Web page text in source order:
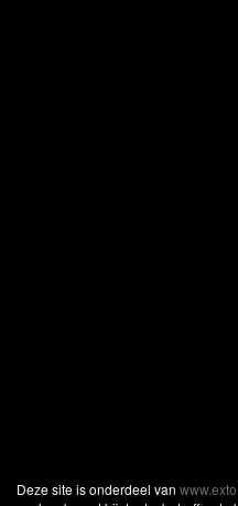
Deze site is onderdeel van